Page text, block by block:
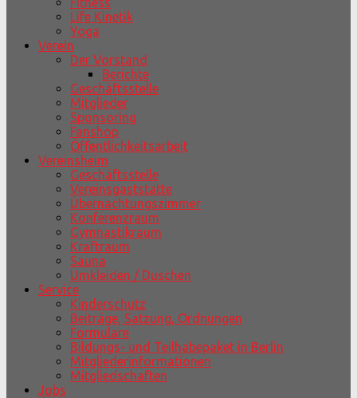
Life Kinetik
Yoga
Verein
Der Vorstand
Berichte
Geschäftsstelle
Mitglieder
Sponsoring
Fanshop
Öffentlichkeitsarbeit
Vereinsheim
Geschäftsstelle
Vereinsgaststätte
Übernachtungszimmer
Konferenzraum
Gymnastikraum
Kraftraum
Sauna
Umkleiden / Duschen
Service
Kinderschutz
Beiträge, Satzung, Ordnungen
Formulare
Bildungs- und Teilhabepaket in Berlin
Mitgliederinformationen
Mitgliedschaften
Jobs